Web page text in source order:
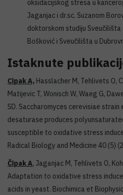
oksidacijskog stresa u
Jaganjac i dr.sc. Suzanom
doktorskom studiju
Bošković i Sveučilišta u
Istaknute
Cipak A, Hasslacher M, Tehlivets O,
Matijevic T, Wonisch W, Waeg G,
SD. Saccharomyces cerevisiae
desaturase produces
susceptible to oxidative stress
Radical Biology and Medicine 40 (5)
Čipak A, Jaganjac M, Tehlivets O,
Adaptation to oxidative stress
acids in yeast. Biochimica et